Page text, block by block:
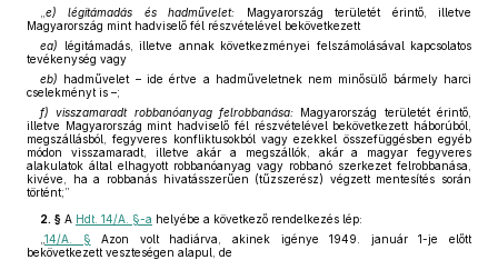
e) légitámadás és hadművelet: Magyarország területét érintő, illetve
Magyarország mint hadviselő fél részvételével bekövetkezett
ea) légitámadás, illetve annak következményei felszámolásával kapcsolatos
tevékenység vagy
eb) hadművelet – ide értve a hadműveletnek nem minősülő bármely harci
cselekményt is –;
f) visszamaradt robbanóanyag felrobbanása: Magyarország területét érintő,
illetve Magyarország mint hadviselő fél részvételével bekövetkezett háborúból,
megszállásból, fegyveres konfliktusokból vagy ezekkel összefüggésben egyéb
módon visszamaradt, illetve akár a megszállók, akár a magyar fegyveres
alakulatok által elhagyott robbanóanyag vagy robbanó szerkezet felrobbanása,
kivéve, ha a robbanás hivatásszerűen (tűzszerész) végzett mentesítés során
történt;”
2. § A Hdt. 14/A. §-a helyébe a következő rendelkezés lép:
14/A. § Azon volt hadiárva, akinek igénye 1949. január 1-je előtt
bekövetkezett veszteségen alapul, de